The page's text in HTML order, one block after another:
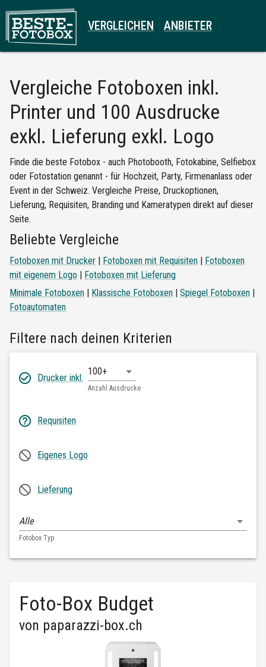
VERGLEICHEN ANBIETER
Vergleiche Fotoboxen inkl.
Printer und 100 Ausdrucke
exkl. Lieferung exkl. Logo
Finde die beste Fotobox - auch Photobooth, Fotokabine, Selfiebox
oder Fotostation genannt - für Hochzeit, Party, Firmenanlass oder
Event in der Schweiz. Vergleiche Preise, Druckoptionen,
Lieferung, Requisiten, Branding und Kameratypen direkt auf dieser
Seite.
Beliebte Vergleiche
Fotoboxen mit Drucker Fotoboxen mit Requisiten
Fotoboxen
mit eigenem Logo
Fotoboxen mit Lieferung
Minimale Fotoboxen | Klassische Fotoboxen | Spiegel Fotoboxen |
Fotoautomaten
Filtere nach deinen Kriterien
Drucker inkl.
100+
Anzahl Ausdrucke
Requisiten
Eigenes Logo
Lieferung
Alle
Fotobox Typ
Foto-Box Budget
von paparazzi-box.ch